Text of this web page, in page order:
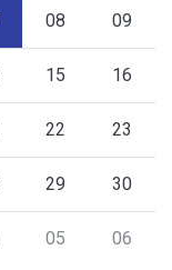
08 09
15 16
22 23
29 30
05 06